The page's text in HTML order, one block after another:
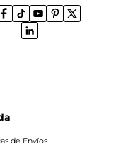
de Envíos